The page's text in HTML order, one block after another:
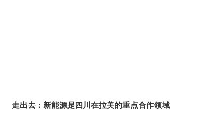
走出去：新能源是四川在拉美的重点合作领域